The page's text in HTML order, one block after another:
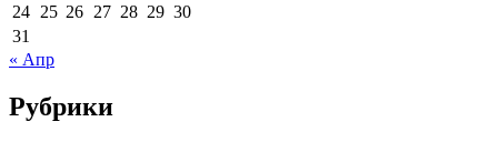
24 25 26 27 28 29 30
31
« Апр
Рубрики